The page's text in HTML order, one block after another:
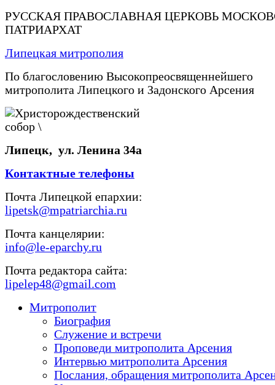
РУССКАЯ ПРАВОСЛАВНАЯ ЦЕРКОВЬ
ПАТРИАРХАТ
Липецкая митрополия
По благословению Высокопреосвященнейшего
митрополита Липецкого и Задонского Арсения
Липецк, ул. Ленина 34а
Контактные телефоны
Почта Липецкой епархии:
lipetsk@mpatriarchia.ru
Почта канцелярии:
info@le-eparchy.ru
Почта редактора сайта:
lipelep48@gmail.com
Митрополит
Биография
Служение и встречи
Проповеди митрополита Арсения
Интервью митрополита Арсения
Послания, обращения митрополита